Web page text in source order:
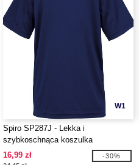
W1
Spiro SP287J - Lekka i
szybkoschnąca koszulka
16,99 zł
-30%